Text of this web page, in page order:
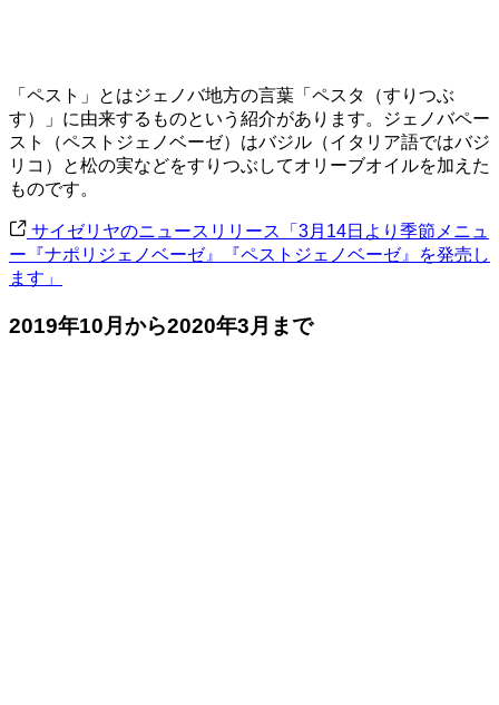
「ペスト」とはジェノバ地方の言葉「ペスタ（すりつぶ
す）」に由来するものという紹介があります。ジェノバペー
スト（ペストジェノベーゼ）はバジル（イタリア語ではバジ
リコ）と松の実などをすりつぶしてオリーブオイルを加えた
ものです。
サイゼリヤのニュースリリース「3月14日より季節メニュ
ー『ナポリジェノベーゼ』『ペストジェノベーゼ』を発売し
ます」
2019年10月から2020年3月まで